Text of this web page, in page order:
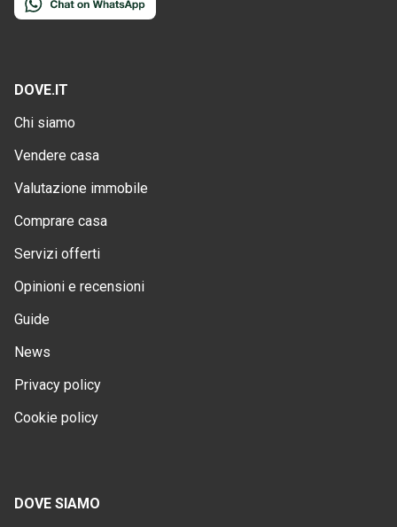
DOVE.IT
Chi siamo
Vendere casa
Valutazione immobile
Comprare casa
Servizi offerti
Opinioni e recensioni
Guide
News
Privacy policy
Cookie policy
DOVE SIAMO